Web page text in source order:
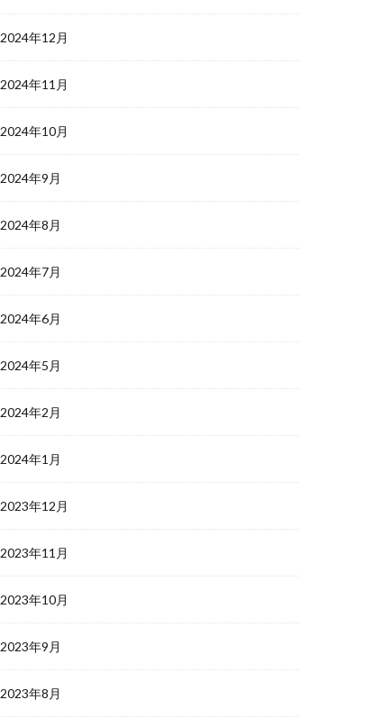
2024年12月
2024年11月
2024年10月
2024年9月
2024年8月
2024年7月
2024年6月
2024年5月
2024年2月
2024年1月
2023年12月
2023年11月
2023年10月
2023年9月
2023年8月